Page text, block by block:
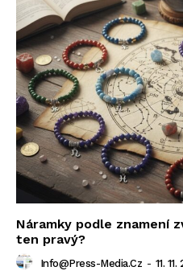
Náramky podle znamení
ten pravý?
Info@press-Media.cz - 11.